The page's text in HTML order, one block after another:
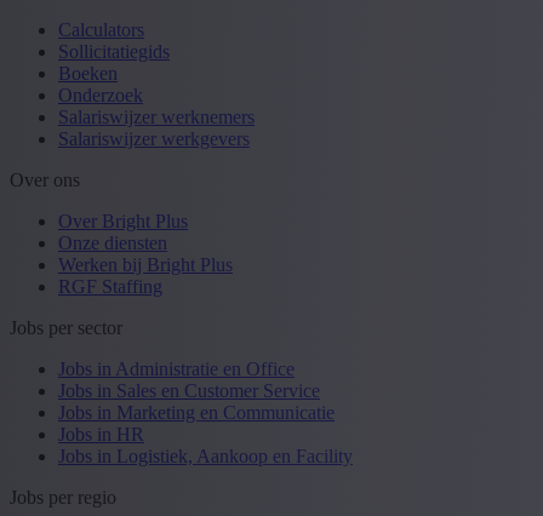
Calculators
Sollicitatiegids
Boeken
Onderzoek
Salariswijzer werknemers
Salariswijzer werkgevers
Over ons
Over Bright Plus
Onze diensten
Werken bij Bright Plus
RGF Staffing
Jobs per sector
Jobs in Administratie en Office
Jobs in Sales en Customer Service
Jobs in Marketing en Communicatie
Jobs in HR
Jobs in Logistiek, Aankoop en Facility
Jobs per regio